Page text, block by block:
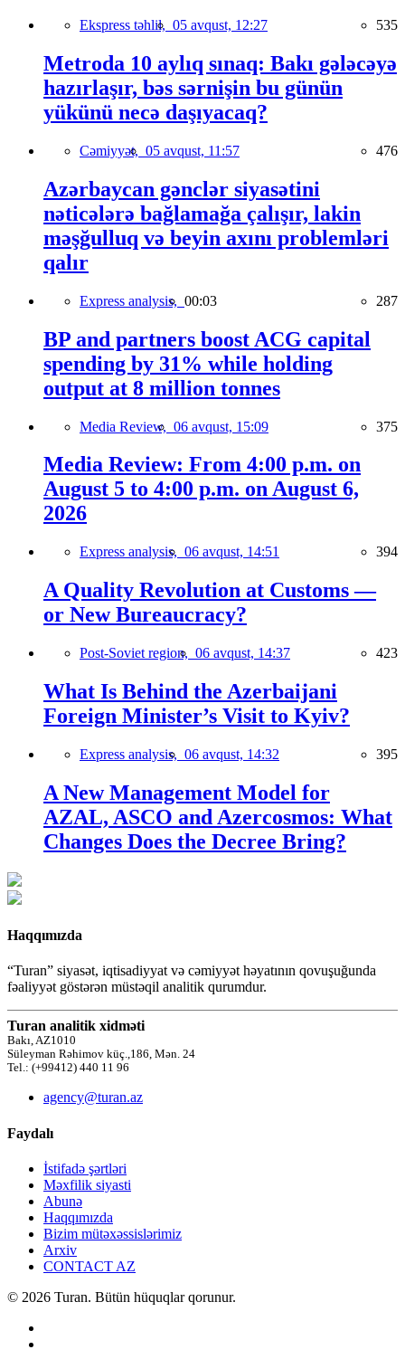
Ekspress təhlil, 05 avqust, 12:27 535
Metroda 10 aylıq sınaq: Bakı gələcəyə
hazırlaşır, bəs sərnişin bu günün
yükünü necə daşıyacaq?
Cəmiyyət, 05 avqust, 11:57 476
Azərbaycan gənclər siyasətini
nəticələrə bağlamağa çalışır, lakin
məşğulluq və beyin axını problemləri
qalır
Express analysis, 00:03 287
BP and partners boost ACG capital
spending by 31% while holding
output at 8 million tonnes
Media Review, 06 avqust, 15:09 375
Media Review: From 4:00 p.m. on
August 5 to 4:00 p.m. on August 6,
2026
Express analysis, 06 avqust, 14:51 394
A Quality Revolution at Customs —
or New Bureaucracy?
Post-Soviet region, 06 avqust, 14:37 423
What Is Behind the Azerbaijani
Foreign Minister’s Visit to Kyiv?
Express analysis, 06 avqust, 14:32 395
A New Management Model for
AZAL, ASCO and Azercosmos: What
Changes Does the Decree Bring?
Haqqımızda
“Turan” siyasət, iqtisadiyyat və cəmiyyət həyatının qovuşuğunda
fəaliyyət göstərən müstəqil analitik qurumdur.
Turan analitik xidməti
Bakı, AZ1010
Süleyman Rəhimov küç.,186, Mən. 24
Tel.: (+99412) 440 11 96
agency@turan.az
Faydalı
İstifadə şərtləri
Məxfilik siyasti
Abunə
Haqqımızda
Bizim mütəxəssislərimiz
Arxiv
CONTACT AZ
© 2026 Turan. Bütün hüquqlar qorunur.